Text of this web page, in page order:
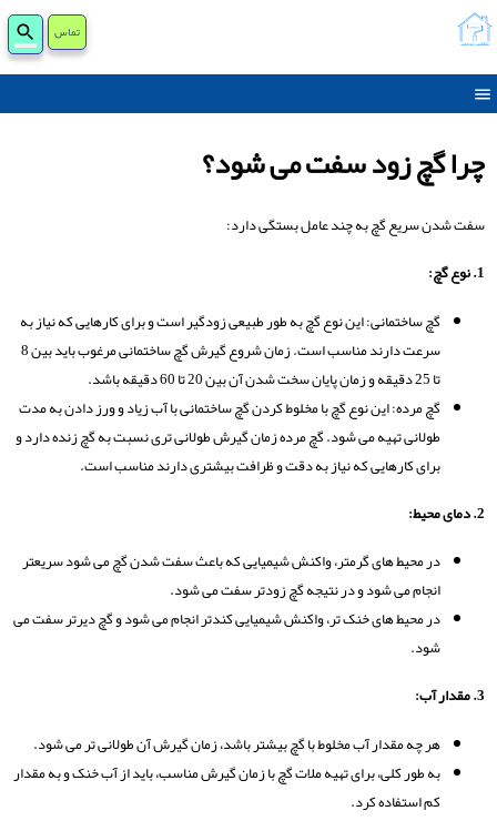
تماس
چرا گچ زود سفت می شود؟
سفت شدن سریع گچ به چند عامل بستگی دارد:
1. نوع گچ:
گچ ساختمانی: این نوع گچ به طور طبیعی زودگیر است و برای کارهایی که نیاز به
سرعت دارند مناسب است. زمان شروع گیرش گچ ساختمانی مرغوب باید بین 8
تا 25 دقیقه و زمان پایان سخت شدن آن بین 20 تا 60 دقیقه باشد.
گچ مرده: این نوع گچ با مخلوط کردن گچ ساختمانی با آب زیاد و ورز دادن به مدت
طولانی تهیه می شود. گچ مرده زمان گیرش طولانی تری نسبت به گچ زنده دارد و
برای کارهایی که نیاز به دقت و ظرافت بیشتری دارند مناسب است.
2. دمای محیط:
در محیط های گرمتر، واکنش شیمیایی که باعث سفت شدن گچ می شود سریعتر
انجام می شود و در نتیجه گچ زودتر سفت می شود.
در محیط های خنک تر، واکنش شیمیایی کندتر انجام می شود و گچ دیرتر سفت می
شود.
3. مقدار آب:
هر چه مقدار آب مخلوط با گچ بیشتر باشد، زمان گیرش آن طولانی تر می شود.
به طور کلی، برای تهیه ملات گچ با زمان گیرش مناسب، باید از آب خنک و به مقدار
کم استفاده کرد.